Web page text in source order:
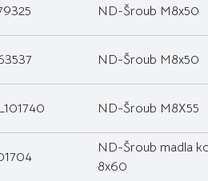
ND-Šroub M8x50
ND-Šroub M8x50
ND-Šroub M8X55
ND-Šroub madla
8x60